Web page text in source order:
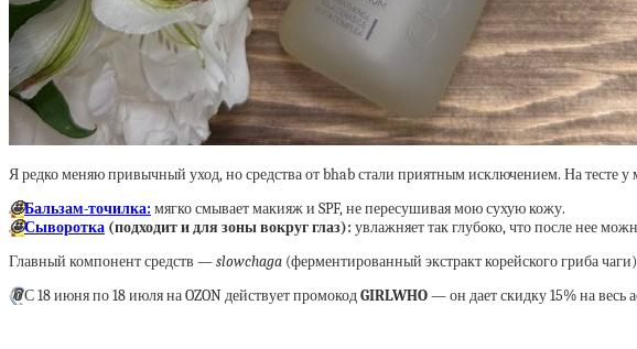
Я редко меняю привычный уход, но средства от bhab стали приятным исключением. На тесте у
🤩Бальзам-точилка: мягко смывает макияж и SPF, не пересушивая мою сухую кожу.
🤩Сыворотка (подходит и для зоны вокруг глаз): увлажняет так глубоко, что после нее
Главный компонент средств —slowchaga (ферментированный экстракт корейского гриба
📎С 18 июня по 18 июля на OZON действует промокодGIRLWHO— он дает скидку 15% на весь